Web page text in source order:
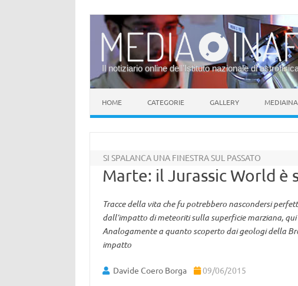
Il notiziario online dell’Istituto nazionale di
HOME CATEGORIE GALLERY
SI SPALANCA UNA FINESTRA SUL PASSATO
Marte: il Jurassic World è
Tracce della vita che fu potrebbero nascondersi
dall’impatto di meteoriti sulla superficie marziana,
Analogamente a quanto scoperto dai geologi della
impatto
Davide Coero Borga 09/06/2015